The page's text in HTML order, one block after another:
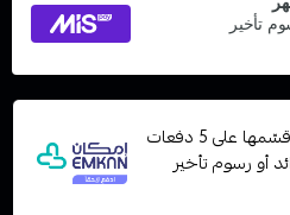
وقسّمها على 5 دفعات
أو رسوم تأخير